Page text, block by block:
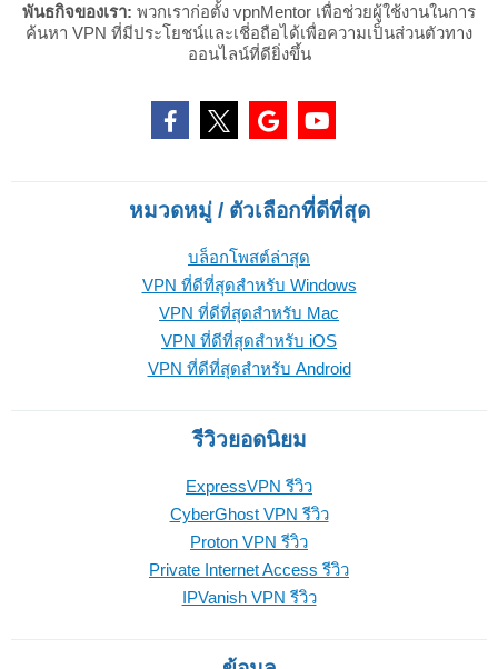
พันธกิจของเรา: พวกเราก่อตั้ง vpnMentor เพื่อช่วยผู้ใช้งานในการ
ค้นหา VPN ที่มีประโยชน์และเชี่อถือได้เพื่อความเป็นส่วนตัวทาง
ออนไลน์ที่ดียิ่งขึ้น
หมวดหมู่ / ตัวเลือกที่ดีที่สุด
บล็อกโพสต์ล่าสุด
VPN ที่ดีที่สุดสำหรับ Windows
VPN ที่ดีที่สุดสำหรับ Mac
VPN ที่ดีที่สุดสำหรับ iOS
VPN ที่ดีที่สุดสำหรับ Android
รีวิวยอดนิยม
ExpressVPN รีวิว
CyberGhost VPN รีวิว
Proton VPN รีวิว
Private Internet Access รีวิว
IPVanish VPN รีวิว